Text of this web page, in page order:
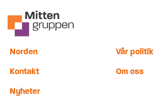
Norden Vår politik
Kontakt Om oss
Nyheter